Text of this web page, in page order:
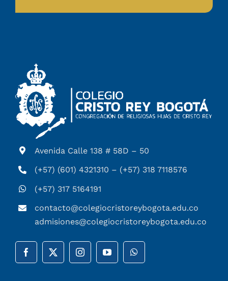
Avenida Calle 138 # 58D – 50
(+57) (601) 4321310 – (+57) 318 7118576
(+57) 317 5164191
contacto@colegiocristoreybogota.edu.co
admisiones@colegiocristoreybogota.edu.co